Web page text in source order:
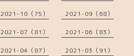
2021-10（75） 2021-09（68）
2021-07（81） 2021-06（83）
2021-04（87） 2021-03（91）